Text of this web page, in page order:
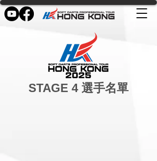
STAGE 4 選手名單